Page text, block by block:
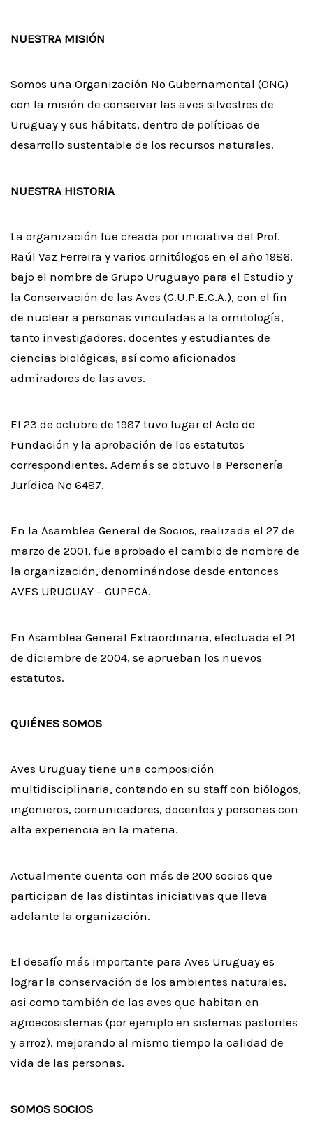
NUESTRA MISIÓN
Somos una Organización No Gubernamental (ONG)
con la misión de conservar las aves silvestres de
Uruguay y sus hábitats, dentro de políticas de
desarrollo sustentable de los recursos naturales.
NUESTRA HISTORIA
La organización fue creada por iniciativa del Prof.
Raúl Vaz Ferreira y varios ornitólogos en el año 1986.
bajo el nombre de Grupo Uruguayo para el Estudio y
la Conservación de las Aves (G.U.P.E.C.A.), con el fin
de nuclear a personas vinculadas a la ornitología,
tanto investigadores, docentes y estudiantes de
ciencias biológicas, así como aficionados
admiradores de las aves.
El 23 de octubre de 1987 tuvo lugar el Acto de
Fundación y la aprobación de los estatutos
correspondientes. Además se obtuvo la Personería
Jurídica Nº 6487.
En la Asamblea General de Socios, realizada el 27 de
marzo de 2001, fue aprobado el cambio de nombre de
la organización, denominándose desde entonces
AVES URUGUAY – GUPECA.
En Asamblea General Extraordinaria, efectuada el 21
de diciembre de 2004, se aprueban los nuevos
estatutos.
QUIÉNES SOMOS
Aves Uruguay tiene una composición
multidisciplinaria, contando en su staff con biólogos,
ingenieros, comunicadores, docentes y personas con
alta experiencia en la materia.
Actualmente cuenta con más de 200 socios que
participan de las distintas iniciativas que lleva
adelante la organización.
El desafío más importante para Aves Uruguay es
lograr la conservación de los ambientes naturales,
asi como también de las aves que habitan en
agroecosistemas (por ejemplo en sistemas pastoriles
y arroz), mejorando al mismo tiempo la calidad de
vida de las personas.
SOMOS SOCIOS